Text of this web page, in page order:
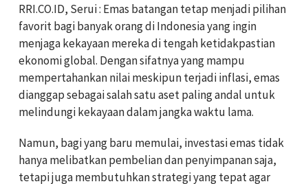
RRI.CO.ID, Serui : Emas batangan tetap menjadi pilihan
favorit bagi banyak orang di Indonesia yang ingin
menjaga kekayaan mereka di tengah ketidakpastian
ekonomi global. Dengan sifatnya yang mampu
mempertahankan nilai meskipun terjadi inflasi, emas
dianggap sebagai salah satu aset paling andal untuk
melindungi kekayaan dalam jangka waktu lama.
Namun, bagi yang baru memulai, investasi emas tidak
hanya melibatkan pembelian dan penyimpanan saja,
tetapi juga membutuhkan strategi yang tepat agar